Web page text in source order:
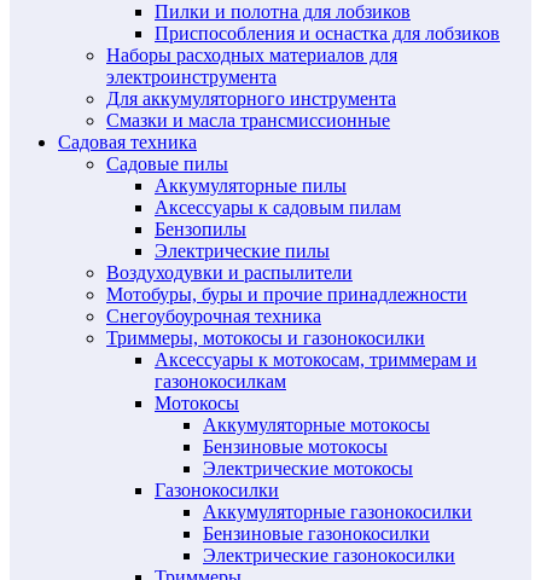
Пилки и полотна для лобзиков
Приспособления и оснастка для лобзиков
Наборы расходных материалов для
электроинструмента
Для аккумуляторного инструмента
Смазки и масла трансмиссионные
Садовая техника
Садовые пилы
Аккумуляторные пилы
Аксессуары к садовым пилам
Бензопилы
Электрические пилы
Воздуходувки и распылители
Мотобуры, буры и прочие принадлежности
Снегоубоурочная техника
Триммеры, мотокосы и газонокосилки
Аксессуары к мотокосам, триммерам и
газонокосилкам
Мотокосы
Аккумуляторные мотокосы
Бензиновые мотокосы
Электрические мотокосы
Газонокосилки
Аккумуляторные газонокосилки
Бензиновые газонокосилки
Электрические газонокосилки